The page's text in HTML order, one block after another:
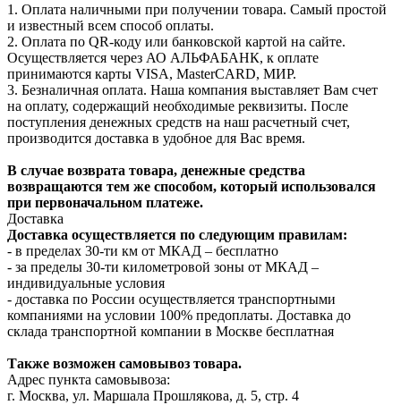
1. Оплата наличными при получении товара. Самый простой
и известный всем способ оплаты.
2. Оплата по QR-коду или банковской картой на сайте.
Осуществляется через АО АЛЬФАБАНК, к оплате
принимаются карты VISA, MasterCARD, МИР.
3. Безналичная оплата. Наша компания выставляет Вам счет
на оплату, содержащий необходимые реквизиты. После
поступления денежных средств на наш расчетный счет,
производится доставка в удобное для Вас время.
В случае возврата товара, денежные средства
возвращаются тем же способом, который использовался
при первоначальном платеже.
Доставка
Доставка осуществляется по следующим правилам:
- в пределах 30-ти км от МКАД – бесплатно
- за пределы 30-ти километровой зоны от МКАД –
индивидуальные условия
- доставка по России осуществляется транспортными
компаниями на условии 100% предоплаты. Доставка до
склада транспортной компании в Москве бесплатная
Также возможен самовывоз товара.
Адрес пункта самовывоза:
г. Москва, ул. Маршала Прошлякова, д. 5, стр. 4